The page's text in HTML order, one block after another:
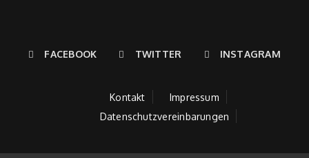
FACEBOOK TWITTER INSTAGRAM
Kontakt
Impressum
Datenschutzvereinbarungen